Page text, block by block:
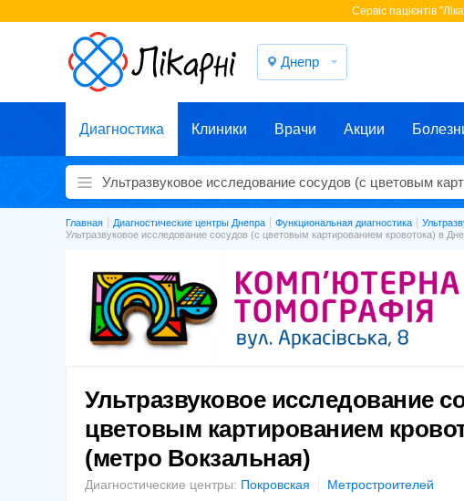
Cервіс пацієнтів
Днепр
Диагностика Клиники Врачи Акции
Главная Диагностические центры Днепра Функциональная диагностика
Ультразвуковое исследование сосудов (с цветовым картированием кровотока) в
Ультразвуковое исследование
цветовым картированием
(метро Вокзальная)
Диагностические центры: Покровская Метростроителей